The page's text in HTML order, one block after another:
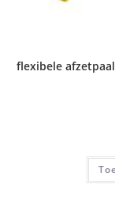
flexibele